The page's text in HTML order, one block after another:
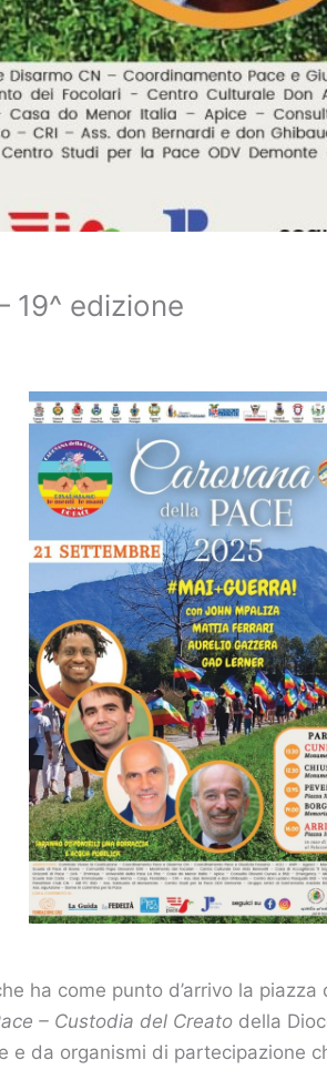
19^ edizione
ha come punto d’arrivo la piazza
– Custodia del Creato della
e da organismi di partecipazione